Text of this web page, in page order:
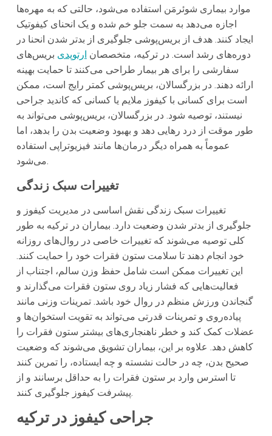
موارد بیماری شوئرمَن استفاده می‌شود، حالتی که به مهره‌ها
اجازه می‌دهد به سمت جلو خم شده و یک انحنای کیفوتیک
ایجاد کنند. هدف از بریس‌پوشی جلوگیری از بدتر شدن انحنا در
دوره‌های رشد است. در ترکیه، متخصصان ارتوپدی بریس‌های
سفارشی را برای هر بیمار طراحی می‌کنند تا حمایت بهینه
ارائه دهند. در بزرگسالان، بریس‌پوشی کمتر رایج است، ممکن
است برای کسانی با کیفوز ملایم یا کسانی که کاندید جراحی
نیستند، توصیه شود. در بزرگسالان، بریس‌پوشی می‌تواند به
طور موقت از درد رهایی دهد و بهبود وضعیت بدن را بدهد، اما
عموماً به همراه دیگر درمان‌ها مانند فیزیوتراپی استفاده
می‌شود.
تغییرات سبک زندگی
تغییرات سبک زندگی نقش اساسی در مدیریت کیفوز و
جلوگیری از بدتر شدن وضعیت دارد. بیماران در ترکیه به طور
کلی توصیه می‌شوند که تغییرات خاصی در روال‌های روزانه
خود انجام دهند تا سلامت ستون فقرات خود را حمایت کنند.
این تغییرات ممکن است شامل حفظ وزن سالم، اجتناب از
فعالیت‌هایی که فشار زیاد روی ستون فقرات می‌گذارند و
گنجاندن ورزش منظم در روال خود باشد. تمرینات وزنی مانند
پیاده‌روی و تمرینات قدرتی می‌تواند به تقویت استخوان‌ها و
عضلات کمک کند و خطر ناهنجاری‌های بیشتر ستون فقرات را
کاهش دهد. علاوه بر این، بیماران تشویق می‌شوند که وضعیت
صحیح بدن، چه در حالت نشسته و چه ایستاده، را تمرین کنند
تا استرس وارد بر ستون فقرات را به حداقل برسانند و از
پیشرفت کیفوز جلوگیری کنند.
جراحی کیفوز در ترکیه